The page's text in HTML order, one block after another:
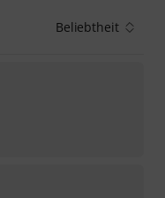
Beliebtheit